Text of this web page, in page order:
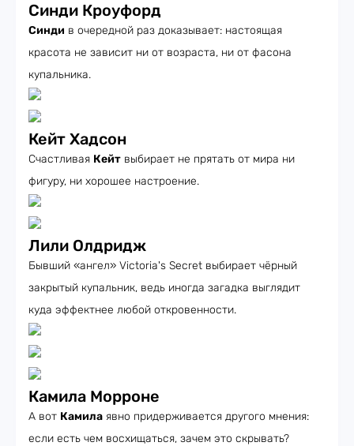
Синди Кроуфорд
Синди в очередной раз доказывает: настоящая
красота не зависит ни от возраста, ни от фасона
купальника.
Кейт Хадсон
Счастливая Кейт выбирает не прятать от мира ни
фигуру, ни хорошее настроение.
Лили Олдридж
Бывший «ангел» Victoria's Secret выбирает чёрный
закрытый купальник, ведь иногда загадка выглядит
куда эффектнее любой откровенности.
Камила Морроне
А вот Камила явно придерживается другого мнения:
если есть чем восхищаться, зачем это скрывать?